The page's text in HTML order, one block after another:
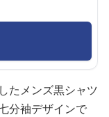
たメンズ黒シャツ
分袖デザインで